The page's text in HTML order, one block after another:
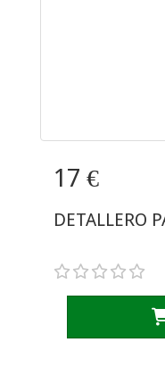
17 €
DETALLERO